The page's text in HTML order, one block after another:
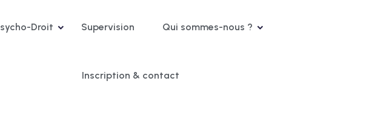
Droit Supervision Qui sommes-nous ?
Inscription & contact